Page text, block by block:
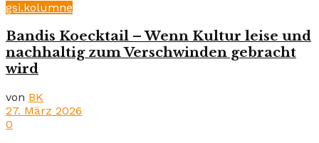
gsi.kolumne
Bandis Koecktail – Wenn Kultur leise und
nachhaltig zum Verschwinden gebracht
wird
von BK
27. März 2026
0